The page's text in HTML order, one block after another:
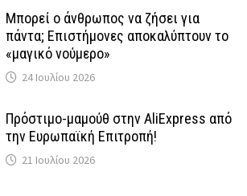
Μπορεί ο άνθρωπος να ζήσει για
πάντα; Επιστήμονες αποκαλύπτουν το
«μαγικό νούμερο»
24 Ιουλίου 2026
Πρόστιμο-μαμούθ στην AliExpress από
την Ευρωπαϊκή Επιτροπή!
21 Ιουλίου 2026